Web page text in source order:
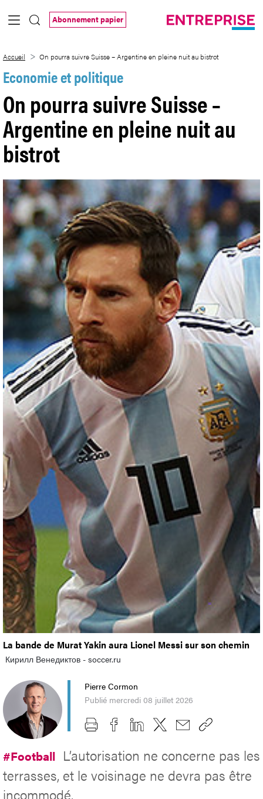
Saut au contenu principal
Abonnement papier
Accueil On pourra suivre Suisse – Argentine en pleine nuit au bistrot
Economie et politique
On pourra suivre Suisse –
Argentine en pleine nuit au
bistrot
La bande de Murat Yakin aura Lionel Messi sur son chemin
Кирилл Венедиктов - soccer.ru
Pierre Cormon
Publié mercredi 08 juillet 2026
#Football L’autorisation ne concerne pas les
terrasses, et le voisinage ne devra pas être
incommodé.